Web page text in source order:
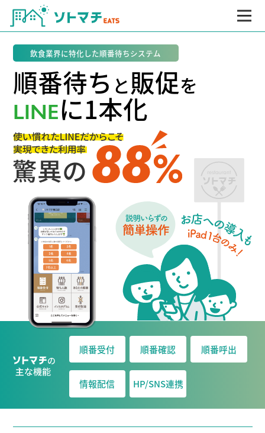
飲食業界に特化した順番待ちシステム
順番待ち と販促を
LINEに1本化
順番受付 順番確認 順番呼出
情報配信 HP/SNS連携